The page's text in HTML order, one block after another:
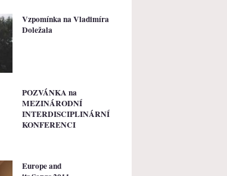
Vzpomínka na Vladimíra
Doležala
POZVÁNKA na
MEZINÁRODNÍ
INTERDISCIPLINÁRNÍ
KONFERENCI
Europe and